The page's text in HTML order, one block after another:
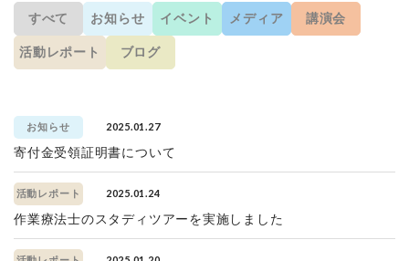
すべて お知らせ イベント メディア 講演会
活動レポート ブログ
お知らせ 2025.01.27
寄付金受領証明書について
活動レポート 2025.01.24
作業療法士のスタディツアーを実施しました